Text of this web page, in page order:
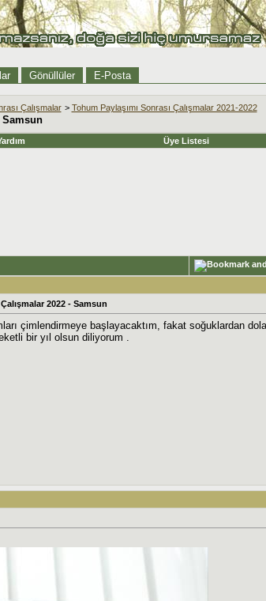
Gönüllüler E-Posta
Çalışmalar > Tohum Paylaşımı Sonrası Çalışmalar 2021-2022
Samsun
Üye Listesi
2022 - Samsun
çimlendirmeye başlayacaktım, fakat soğuklardan
bir yıl olsun diliyorum .